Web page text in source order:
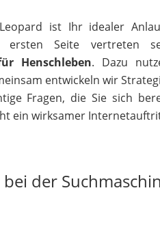
ist Ihr idealer
ersten Seite vertreten
Henschleben. Dazu
entwickeln wir
Fragen, die Sie sich
ein wirksamer
bei der